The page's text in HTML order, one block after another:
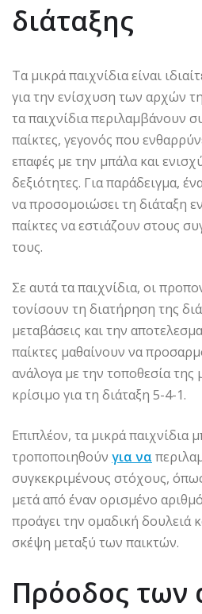
διάταξης
Τα μικρά παιχνίδια είναι
για την ενίσχυση των αρχών
τα παιχνίδια περιλαμβάνουν
παίκτες, γεγονός που
επαφές με την μπάλα και
δεξιότητες. Για παράδειγμα,
να προσομοιώσει τη διάταξη
παίκτες να εστιάζουν στους
τους.
Σε αυτά τα παιχνίδια, οι
τονίσουν τη διατήρηση της
μεταβάσεις και την
παίκτες μαθαίνουν να
ανάλογα με την τοποθεσία της
κρίσιμο για τη διάταξη 5-4-1.
Επιπλέον, τα μικρά παιχνίδια
τροποποιηθούν για να
συγκεκριμένους στόχους,
μετά από έναν ορισμένο
προάγει την ομαδική δουλειά
σκέψη μεταξύ των παικτών.
Πρόοδος των